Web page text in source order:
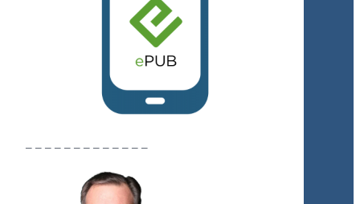
– – – – – – – – – – – – –